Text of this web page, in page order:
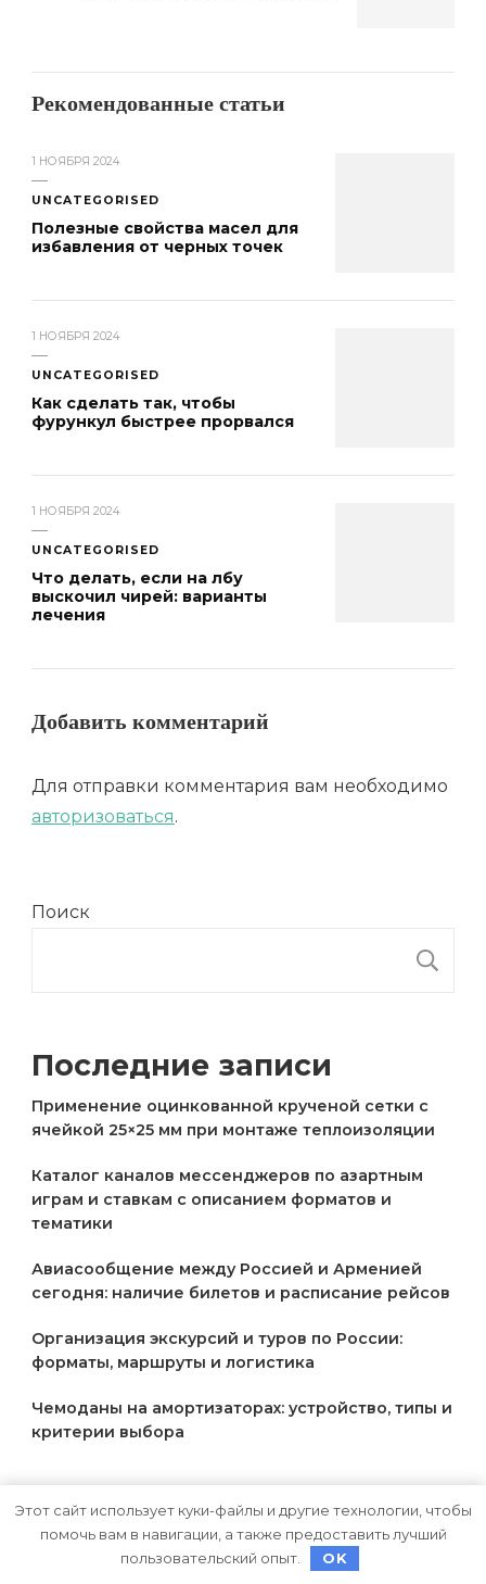
Рекомендованные статьи
1 НОЯБРЯ 2024
UNCATEGORISED
Полезные свойства масел для
избавления от черных точек
1 НОЯБРЯ 2024
UNCATEGORISED
Как сделать так, чтобы
фурункул быстрее прорвался
1 НОЯБРЯ 2024
UNCATEGORISED
Что делать, если на лбу
выскочил чирей: варианты
лечения
Добавить комментарий
Для отправки комментария вам необходимо
авторизоваться.
Поиск
Последние записи
Применение оцинкованной крученой сетки с
ячейкой 25×25 мм при монтаже теплоизоляции
Каталог каналов мессенджеров по азартным
играм и ставкам с описанием форматов и
тематики
Авиасообщение между Россией и Арменией
сегодня: наличие билетов и расписание рейсов
Организация экскурсий и туров по России:
форматы, маршруты и логистика
Чемоданы на амортизаторах: устройство, типы и
критерии выбора
Архив
Этот сайт использует куки-файлы и другие технологии, чтобы
помочь вам в навигации, а также предоставить лучший
пользовательский опыт.
OK